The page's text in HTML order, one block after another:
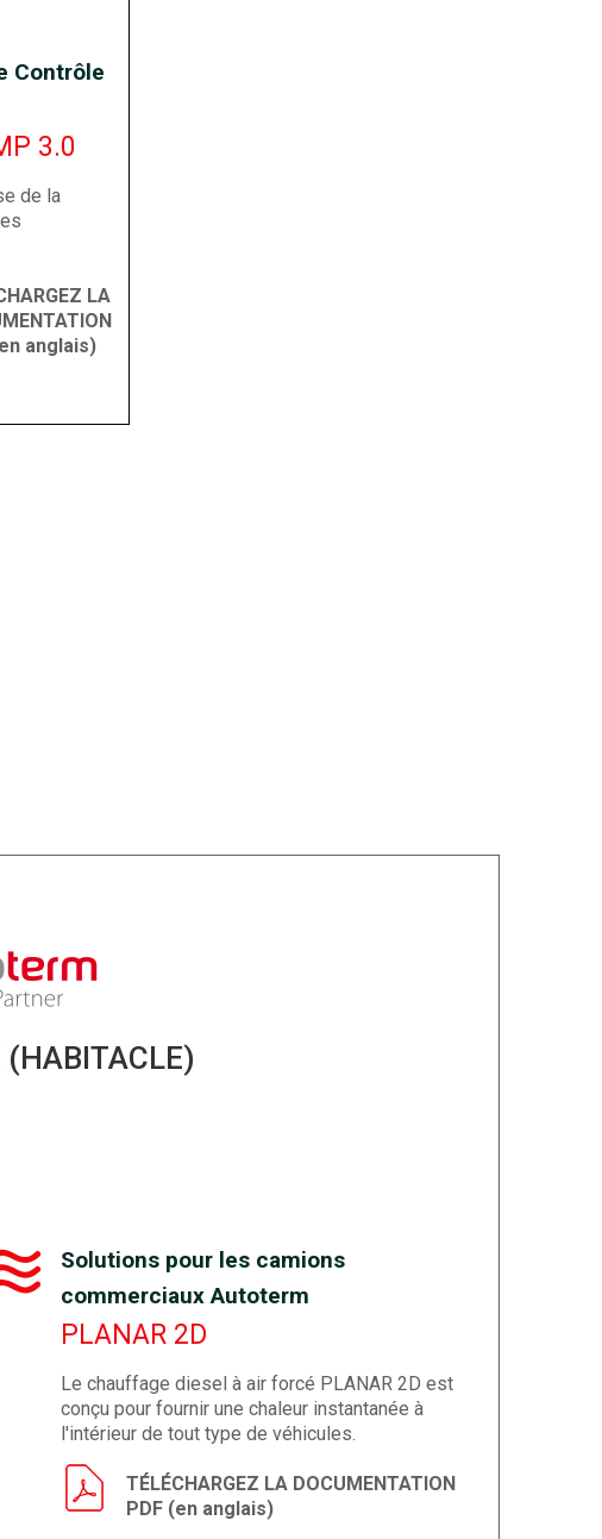
Contrôle
3.0
de la
LA
anglais)
(HABITACLE)
Solutions pour les camions
commerciaux Autoterm
PLANAR 2D
Le chauffage diesel à air forcé PLANAR 2D est
conçu pour fournir une chaleur instantanée à
l'intérieur de tout type de véhicules.
TÉLÉCHARGEZ LA DOCUMENTATION
PDF (en anglais)